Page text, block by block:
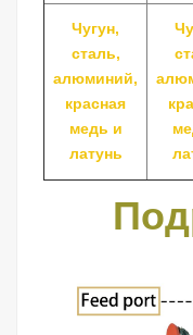
Чугун,
сталь,
алюминий,
красная
медь и
латунь